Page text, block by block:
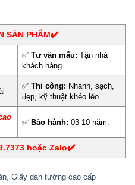
SẢN PHẨM✔️
✅Tư vấn mẫu: Tận nhà
khách hàng
✅Thi công: Nhanh, sạch,
đẹp, kỹ thuật khéo léo
✅ Bảo hành: 03-10 năm.
hoặc Zalo✔️
Giấy dán tường cao cấp